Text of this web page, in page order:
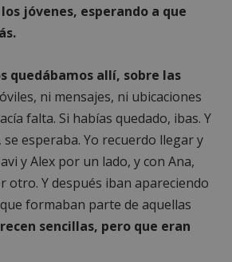
jóvenes, esperando a que
quedábamos allí, sobre las
ni mensajes, ni ubicaciones
falta. Si habías quedado, ibas. Y
esperaba. Yo recuerdo llegar y
y Alex por un lado, y con Ana,
otro. Y después iban apareciendo
formaban parte de aquellas
sencillas, pero que eran